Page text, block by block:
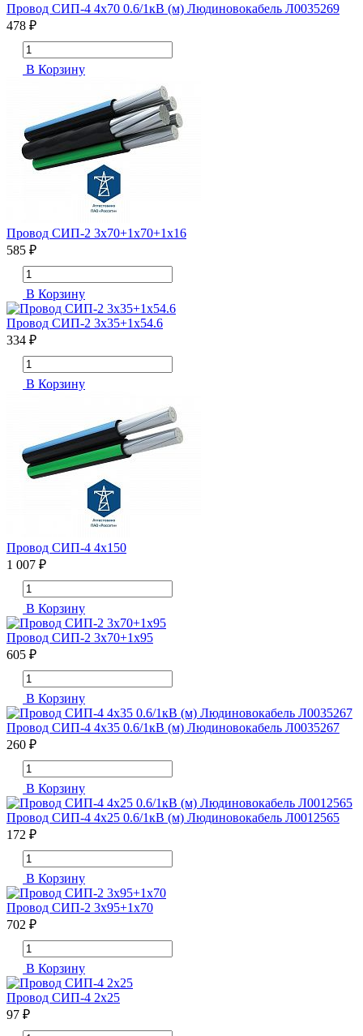
Провод СИП-4 4х70 0.6/1кВ (м) Людиновокабель Л0035269
478 ₽
В Корзину
Провод СИП-2 3х70+1х70+1х16
585 ₽
В Корзину
Провод СИП-2 3х35+1х54.6
334 ₽
В Корзину
Провод СИП-4 4х150
1 007 ₽
В Корзину
Провод СИП-2 3х70+1х95
605 ₽
В Корзину
Провод СИП-4 4х35 0.6/1кВ (м) Людиновокабель Л0035267
260 ₽
В Корзину
Провод СИП-4 4х25 0.6/1кВ (м) Людиновокабель Л0012565
172 ₽
В Корзину
Провод СИП-2 3х95+1х70
702 ₽
В Корзину
Провод СИП-4 2х25
97 ₽